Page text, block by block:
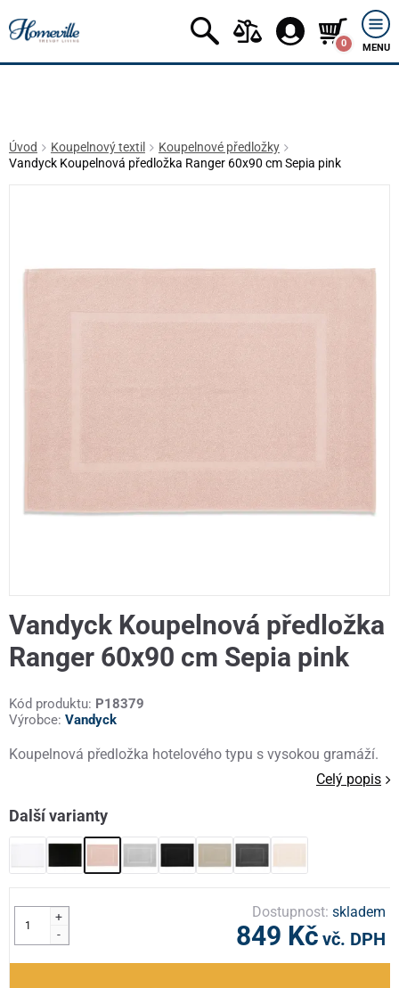
0 MENU
Úvod Koupelnový textil
Koupelnové předložky
Vandyck Koupelnová předložka Ranger 60x90 cm Sepia pink
Vandyck Koupelnová předložka
Ranger 60x90 cm Sepia pink
Kód produktu: P18379
Výrobce: Vandyck
Koupelnová předložka hotelového typu s vysokou gramáží.
Celý popis
Další varianty
+
-
Dostupnost:skladem
849 Kč vč. DPH